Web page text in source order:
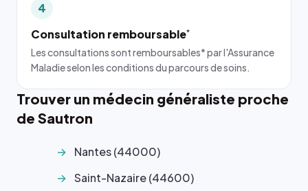
4
Consultation remboursable*
Les consultations sont remboursables* par l'Assurance
Maladie selon les conditions du parcours de soins.
Trouver un médecin généraliste proche
de Sautron
Nantes (44000)
Saint-Nazaire (44600)